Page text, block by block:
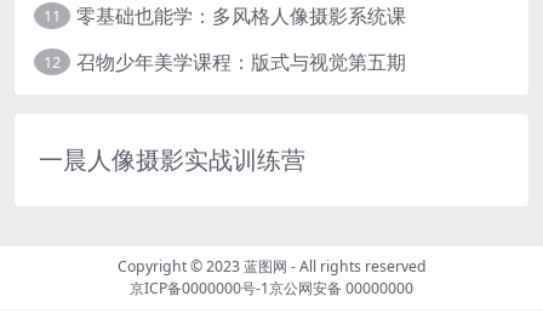
11 零基础也能学：多风格人像摄影系统课
12 召物少年美学课程：版式与视觉第五期
一晨人像摄影实战训练营
Copyright © 2023蓝图网 - All rights reserved
京ICP备0000000号-1京公网安备 00000000